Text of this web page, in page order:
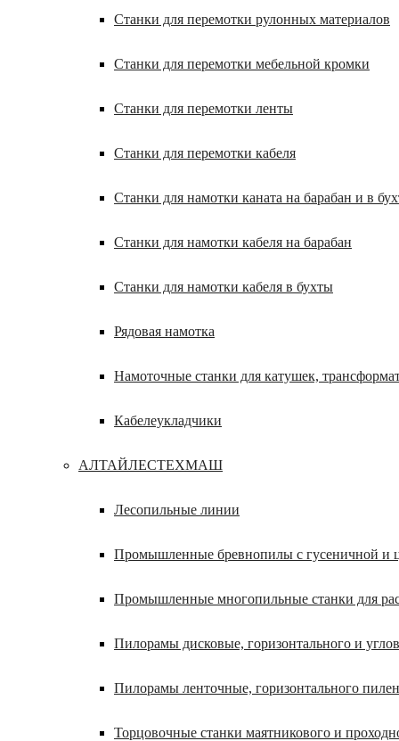
Станки для перемотки рулонных материалов
Станки для перемотки мебельной кромки
Станки для перемотки ленты
Станки для перемотки кабеля
Станки для намотки каната на барабан и в
Станки для намотки кабеля на барабан
Станки для намотки кабеля в бухты
Рядовая намотка
Намоточные станки для катушек,
Кабелеукладчики
АЛТАЙЛЕСТЕХМАШ
Лесопильные линии
Промышленные бревнопилы с гусеничной и
Промышленные многопильные станки для
Пилорамы дисковые, горизонтального и
Пилорамы ленточные, горизонтального
Торцовочные станки маятникового и